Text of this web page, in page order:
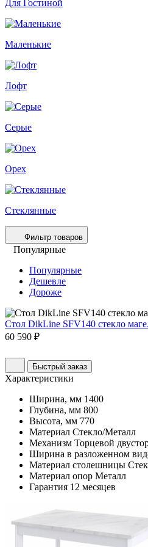
Для Гостиной
Маленькие
Лофт
Серые
Орех
Стеклянные
Фильтр товаров
Популярные
Популярные
Дешевле
Дороже
Стол DikLine SFV140 стекло
60 590 ₽
Быстрый заказ
Характеристики
Ширина, мм 1400
Глубина, мм 800
Высота, мм 770
Материал Стекло/Металл
Механизм Торцевой
Ширина в разложенном
Материал столешницы
Материал опор Металл
Гарантия 12 месяцев